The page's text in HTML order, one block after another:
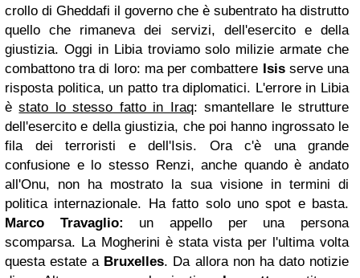
crollo di Gheddafi il governo che è subentrato ha distrutto
quello che rimaneva dei servizi, dell'esercito e della
giustizia. Oggi in Libia troviamo solo milizie armate che
combattono tra di loro: ma per combattere Isisserve una
risposta politica, un patto tra diplomatici. L'errore in Libia
èstato lo stesso fatto in Iraq: smantellare le strutture
dell'esercito e della giustizia, che poi hanno ingrossato le
fila dei terroristi e dell'Isis.
Ora c'è una grande
confusione e lo stesso Renzi, anche quando è andato
all'Onu, non ha mostrato la sua visione in termini di
politica internazionale. Ha fatto solo uno spot e basta.
Marco Travaglio: un appello per una persona
scomparsa. La Mogherini è stata vista per l'ultima volta
questa estate a Bruxelles. Da allora non ha dato notizie